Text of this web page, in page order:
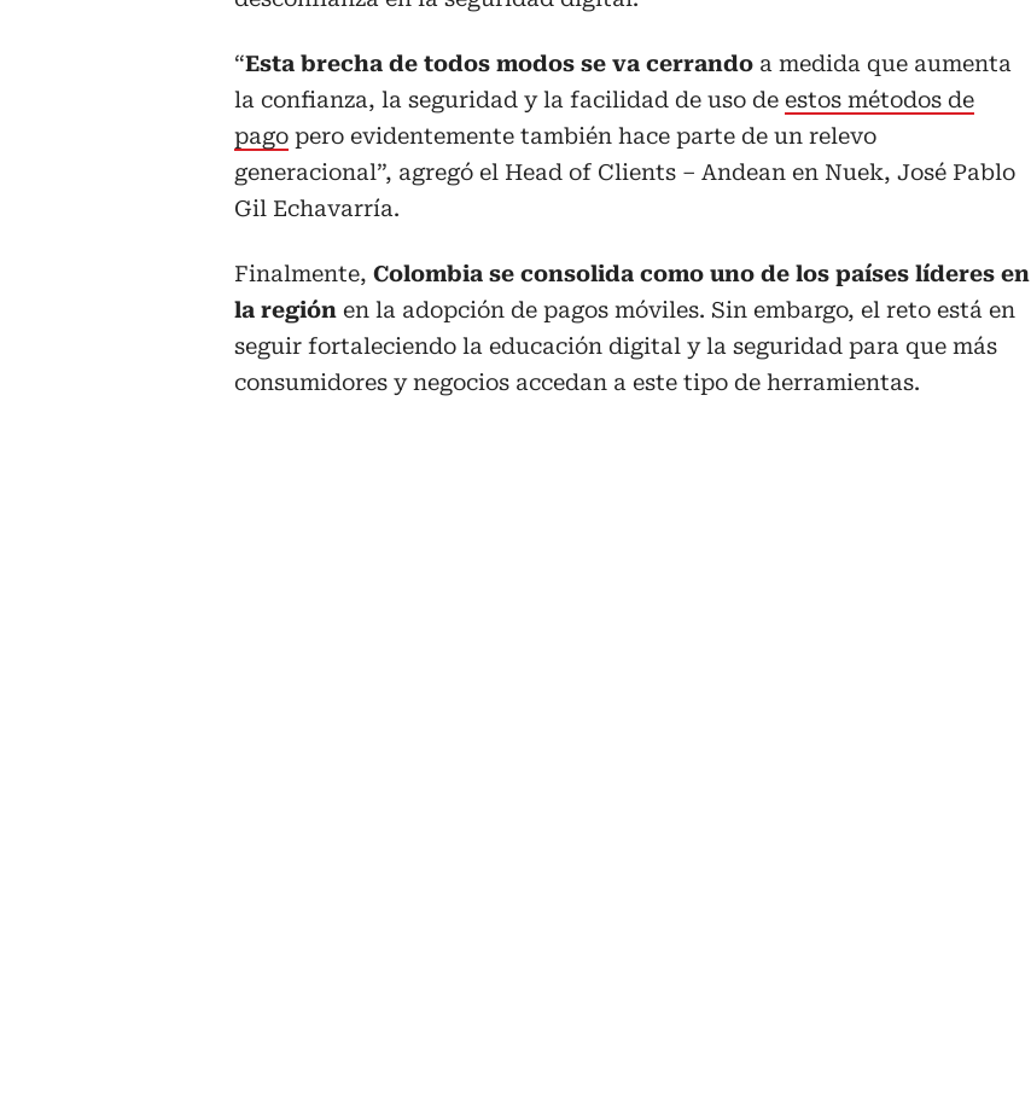
“Esta brecha de todos modos se va cerrando a medida que aumenta
la confianza, la seguridad y la facilidad de uso de estos métodos de
pago pero evidentemente también hace parte de un relevo
generacional”, agregó el Head of Clients – Andean en Nuek, José Pablo
Gil Echavarría.
Finalmente, Colombia se consolida como uno de los países líderes en
la región en la adopción de pagos móviles. Sin embargo, el reto está en
seguir fortaleciendo la educación digital y la seguridad para que más
consumidores y negocios accedan a este tipo de herramientas.